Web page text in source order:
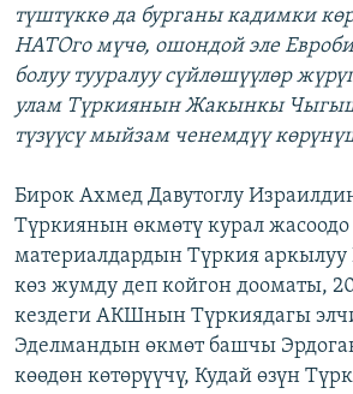
түштүккө да бурганы кадимки
НАТОго мүчө, ошондой эле
болуу тууралуу сүйлөшүүлөр
улам Түркиянын Жакынкы
түзүүсү мыйзам ченемдүү
Бирок Ахмед Давутоглу
Түркиянын өкмөтү курал жасоодо
материалдардын Түркия аркылуу
көз жумду деп койгон дооматы,
кездеги АКШнын Түркиядагы
Эделмандын өкмөт башчы
көөдөн көтөрүүчү, Кудай өзүн